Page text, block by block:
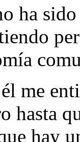
ha
me
hasta
hay